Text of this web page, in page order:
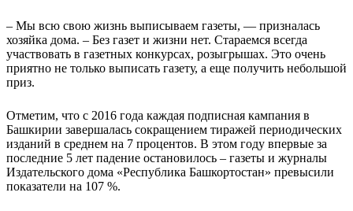
– Мы всю свою жизнь выписываем газеты, — призналась
хозяйка дома. – Без газет и жизни нет. Стараемся всегда
участвовать в газетных конкурсах, розыгрышах. Это очень
приятно не только выписать газету, а еще получить небольшой
приз.
Отметим, что с 2016 года каждая подписная кампания в
Башкирии завершалась сокращением тиражей периодических
изданий в среднем на 7 процентов. В этом году впервые за
последние 5 лет падение остановилось – газеты и журналы
Издательского дома «Республика Башкортостан» превысили
показатели на 107 %.